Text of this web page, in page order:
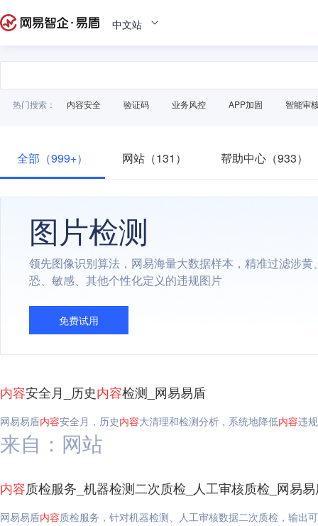
中文站
热门搜索： 内容安全 验证码 业务风控 APP加固 智能审
全部（999+） 网站（131） 帮助中心（933）
图片检测
领先图像识别算法，网易海量大数据样本，精准过滤涉黄
恐、敏感、其他个性化定义的违规图片
免费试用
内容安全月_历史内容检测_网易易盾
网易易盾内容安全月，历史内容大清理和检测分析，系统地降低内容违
来自：网站
内容质检服务_机器检测二次质检_人工审核质检_网易
网易易盾内容质检服务，针对机器检测、人工审核数据二次质检，输出